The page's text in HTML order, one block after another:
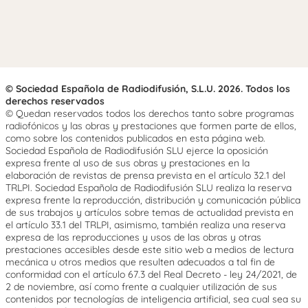
© Sociedad Española de Radiodifusión, S.L.U. 2026. Todos los
derechos reservados
© Quedan reservados todos los derechos tanto sobre programas
radiofónicos y las obras y prestaciones que formen parte de ellos,
como sobre los contenidos publicados en esta página web.
Sociedad Española de Radiodifusión SLU ejerce la oposición
expresa frente al uso de sus obras y prestaciones en la
elaboración de revistas de prensa prevista en el artículo 32.1 del
TRLPI. Sociedad Española de Radiodifusión SLU realiza la reserva
expresa frente la reproducción, distribución y comunicación pública
de sus trabajos y artículos sobre temas de actualidad prevista en
el artículo 33.1 del TRLPI, asimismo, también realiza una reserva
expresa de las reproducciones y usos de las obras y otras
prestaciones accesibles desde este sitio web a medios de lectura
mecánica u otros medios que resulten adecuados a tal fin de
conformidad con el artículo 67.3 del Real Decreto - ley 24/2021, de
2 de noviembre, así como frente a cualquier utilización de sus
contenidos por tecnologías de inteligencia artificial, sea cual sea su